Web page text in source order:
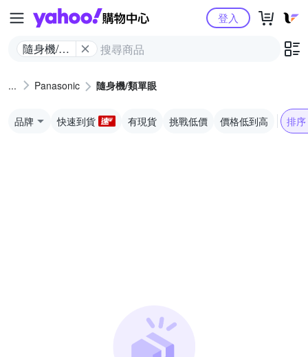
Yahoo購物中心
隨身機/類
登入
Panasonic 隨身機/類單眼
品牌 快速到貨 有現貨 挑戰低價 價格低到高 排序